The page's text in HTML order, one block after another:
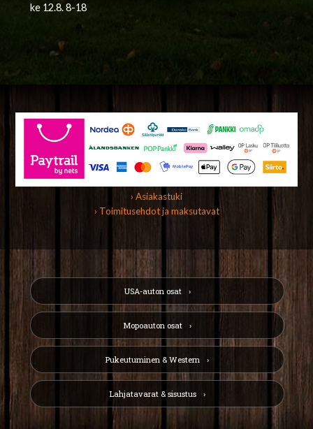
ke 12.8. 8-18
› Asiakastuki
› Toimitusehdot ja maksutavat
USA-auton osat
Mopoauton osat
Pukeutuminen & Western
Lahjatavarat & sisustus